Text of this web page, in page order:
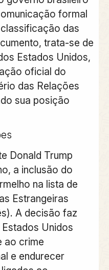
formal
das
trata-se de
Estados Unidos,
oficial do
das Relações
sua posição
Donald Trump
a inclusão do
na lista de
Estrangeiras
A decisão faz
Unidos
ao crime
e endurecer